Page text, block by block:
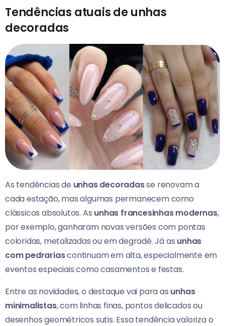
Tendências atuais de unhas
decoradas
As tendências de unhas decoradasse renovam a
cada estação, mas algumas permanecem como
clássicos absolutos. As unhas francesinhas modernas,
por exemplo, ganharam novas versões com pontas
coloridas, metalizadas ou em degradê. Já as unhas
com pedrariascontinuam em alta, especialmente em
eventos especiais como casamentos e festas.
Entre as novidades, o destaque vai para as unhas
minimalistas, com linhas finas, pontos delicados ou
desenhos geométricos sutis. Essa tendência valoriza o